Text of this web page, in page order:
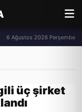
6 Ağustos 2026 Perşembe
üç şirket